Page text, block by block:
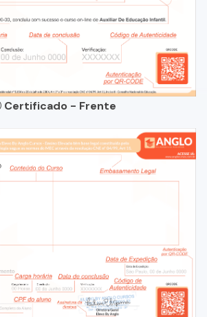
Certificado - Frente